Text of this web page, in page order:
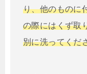
り、他のものに
の際にはくず取
別に洗ってくだ